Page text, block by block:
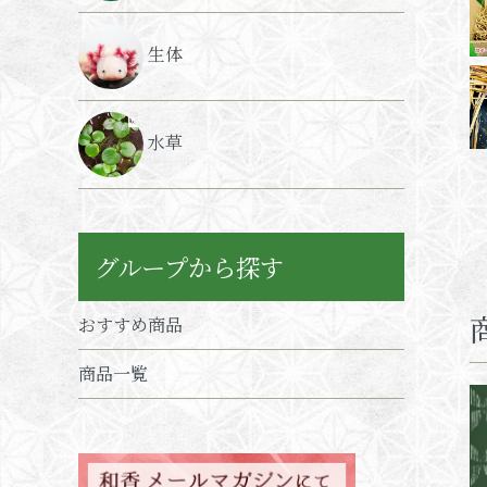
生体
水草
グループから探す
おすすめ商品
商品一覧